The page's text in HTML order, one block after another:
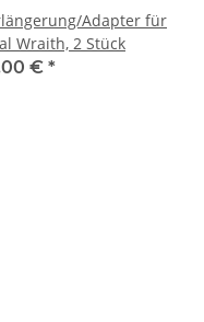
Adapter für
Wraith, 2 Stück
€ *